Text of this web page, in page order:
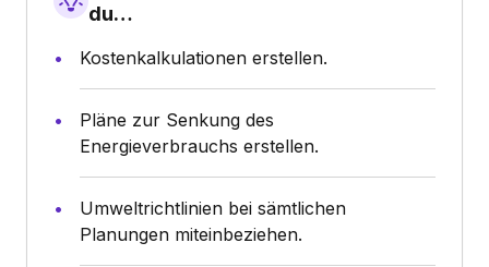
du…
Kostenkalkulationen erstellen.
Pläne zur Senkung des
Energieverbrauchs erstellen.
Umweltrichtlinien bei sämtlichen
Planungen miteinbeziehen.